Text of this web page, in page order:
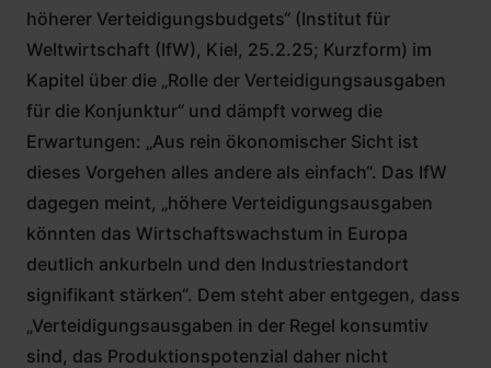
höherer Verteidigungsbudgets“ (Institut für
Weltwirtschaft (IfW), Kiel, 25.2.25; Kurzform) im
Kapitel über die „Rolle der Verteidigungsausgaben
für die Konjunktur“ und dämpft vorweg die
Erwartungen: „Aus rein ökonomischer Sicht ist
dieses Vorgehen alles andere als einfach“. Das IfW
dagegen meint, „höhere Verteidigungsausgaben
könnten das Wirtschaftswachstum in Europa
deutlich ankurbeln und den Industriestandort
signifikant stärken“. Dem steht aber entgegen, dass
„Verteidigungsausgaben in der Regel konsumtiv
sind, das Produktionspotenzial daher nicht